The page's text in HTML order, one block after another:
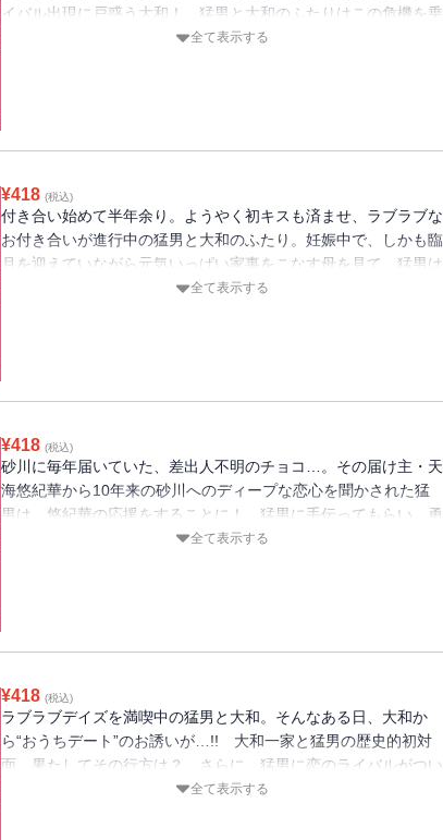
イバル出現に戸惑う大和！ 猛男と大和のふたりはこの危機を乗
り越えられるのか!? そして、大和が心待ちにしていた猛男のバ
全て表示する
¥418 (税込)
付き合い始めて半年余り。ようやく初キスも済ませ、ラブラブな
お付き合いが進行中の猛男と大和のふたり。妊娠中で、しかも臨
月を迎えていながら元気いっぱい家事をこなす母を見て、猛男は
心配でハラハラな毎日。そんな猛男を頼りなく見ていた母が何と
全て表示する
¥418 (税込)
砂川に毎年届いていた、差出人不明のチョコ…。その届け主・天
海悠紀華から10年来の砂川へのディープな恋心を聞かされた猛
男は、悠紀華の応援をすることに！ 猛男に手伝ってもらい、勇
気を出して声をかけにいった悠紀華だけど…。砂川はその気持ち
全て表示する
¥418 (税込)
ラブラブデイズを満喫中の猛男と大和。そんなある日、大和か
ら“おうちデート”のお誘いが…!! 大和一家と猛男の歴史的初対
面、果たしてその行方は？ さらに、猛男に恋のライバルがつい
に出現!? 超イケメンを相手に、猛男、どうする!?
全て表示する